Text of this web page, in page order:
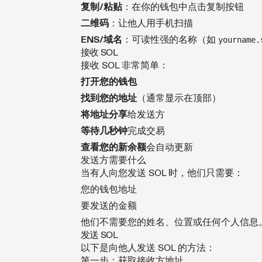
复制/粘贴：在你的钱包中点击复制按钮
二维码 ：让他人用手机扫描
ENS/域名 ：可读性强的名称（如
接收 SOL
接收 SOL 非常简单：
打开您的钱包
找到您的地址（通常显示在顶部）
将地址分享给发送方
等待几秒钟完成交易
查看您的新余额会自动更新
发送方需要什么
当有人向您发送 SOL 时，他们只需要：
您的钱包地址
要发送的金额
他们不需要您的姓名、位置或任何个人信息。
发送 SOL
以下是向他人发送 SOL 的方法：